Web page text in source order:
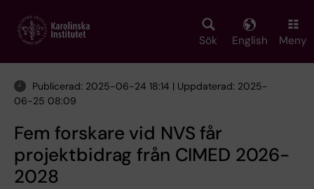
main
Sök English Meny
Publicerad: 2025-06-24 18:14 | Uppdaterad: 2025-
06-25 08:09
Fem forskare vid NVS får
projektbidrag från CIMED 2026-
2028